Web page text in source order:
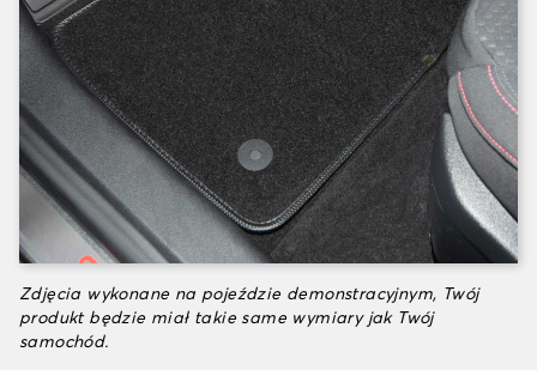
Zdjęcia wykonane na pojeździe demonstracyjnym, Twój
produkt będzie miał takie same wymiary jak Twój
samochód.